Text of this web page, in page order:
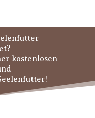
kostenlosen